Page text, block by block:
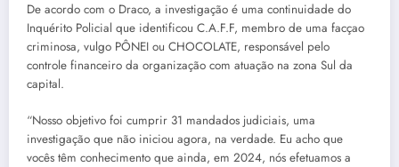
De acordo com o Draco, a investigação é uma continuidade do
Inquérito Policial que identificou C.A.F.F, membro de uma facçao
criminosa, vulgo PÔNEI ou CHOCOLATE, responsável pelo
controle financeiro da organização com atuação na zona Sul da
capital.
“Nosso objetivo foi cumprir 31 mandados judiciais, uma
investigação que não iniciou agora, na verdade. Eu acho que
vocês têm conhecimento que ainda, em 2024, nós efetuamos a